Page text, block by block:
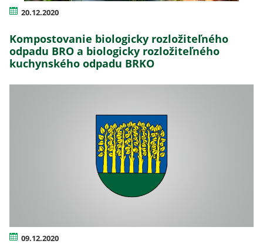
20.12.2020
Kompostovanie biologicky rozložiteľného
odpadu BRO a biologicky rozložiteľného
kuchynského odpadu BRKO
09.12.2020